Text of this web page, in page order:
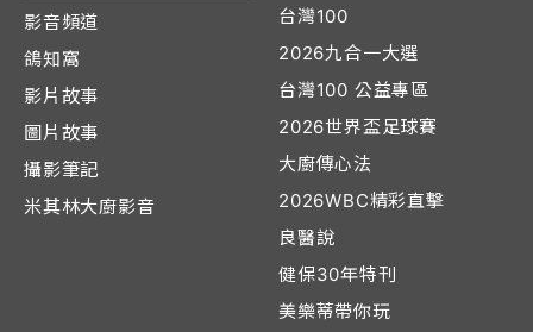
影音頻道
鴿知窩
影片故事
圖片故事
攝影筆記
米其林大廚影音
台灣100
2026九合一大選
台灣100 公益專區
2026世界盃足球賽
大廚傳心法
2026WBC精彩直擊
良醫說
健保30年特刊
美樂蒂帶你玩